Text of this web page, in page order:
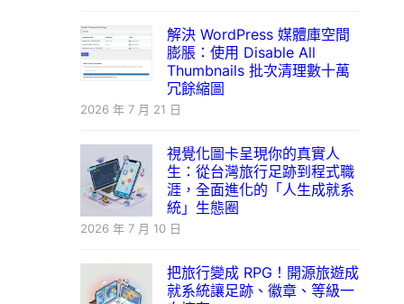
解決 WordPress 媒體庫空間
膨脹：使用 Disable All
Thumbnails 批次清理數十萬
冗餘縮圖
2026 年 7 月 21 日
視覺化圖卡呈現你的真實人
生：從台灣旅行足跡到程式職
涯，全面進化的「人生成就系
統」生態圈
2026 年 7 月 10 日
把旅行變成 RPG！開源旅遊成
就系統讓足跡、徽章、等級一